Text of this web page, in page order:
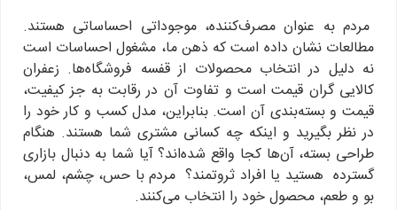
مردم به عنوان مصرف‌کننده، موجوداتی احساساتی هستند.
مطالعات نشان داده است که ذهن ما، مشغول احساسات است
نه دلیل در انتخاب محصولات از قفسه فروشگاه‌ها. زعفران
کالایی گران قیمت است و تفاوت آن در رقابت به جز کیفیت،
قیمت و بسته‌بندی آن است. بنابراین، مدل کسب و کار خود را
در نظر بگیرید و اینکه چه کسانی مشتری شما هستند. هنگام
طراحی بسته، آن‌ها کجا واقع شده‌اند؟ آیا شما به دنبال بازاری
گسترده هستید یا افراد ثروتمند؟ مردم با حس، چشم، لمس،
بو و طعم، محصول خود را انتخاب می‌کنند.